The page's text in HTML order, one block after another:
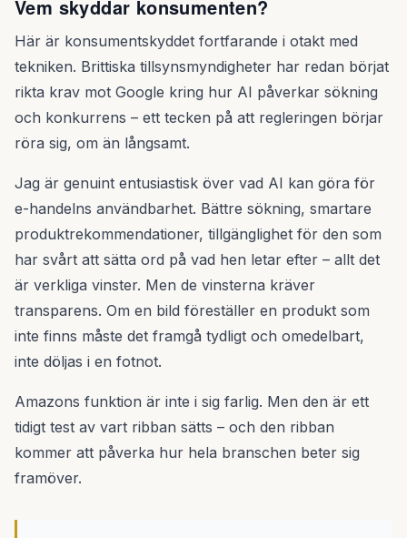
Vem skyddar konsumenten?
Här är konsumentskyddet fortfarande i otakt med
tekniken. Brittiska tillsynsmyndigheter har redan börjat
rikta krav mot Google kring hur AI påverkar sökning
och konkurrens – ett tecken på att regleringen börjar
röra sig, om än långsamt.
Jag är genuint entusiastisk över vad AI kan göra för
e-handelns användbarhet. Bättre sökning, smartare
produktrekommendationer, tillgänglighet för den som
har svårt att sätta ord på vad hen letar efter – allt det
är verkliga vinster. Men de vinsterna kräver
transparens. Om en bild föreställer en produkt som
inte finns måste det framgå tydligt och omedelbart,
inte döljas i en fotnot.
Amazons funktion är inte i sig farlig. Men den är ett
tidigt test av vart ribban sätts – och den ribban
kommer att påverka hur hela branschen beter sig
framöver.